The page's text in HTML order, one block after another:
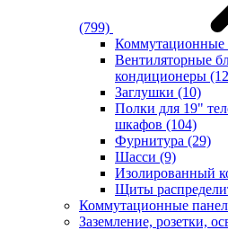
(799)
Вентиляторные
кондиционеры
Заглушки (10)
Полки для 19"
шкафов (104)
Фурнитура (29)
Шасси (9)
Изолированный
Щиты
Коммутационные
Заземление, розетки,